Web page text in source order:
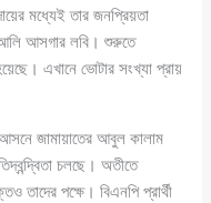
মধ্যেই তার জনপ্রিয়তা
আলি আসগার লবি। শুরুতে
এখানে ভোটার সংখ্যা প্রায়
জামায়াতের আবুল কালাম
চলছে। অতীতে
তাদের পক্ষে। বিএনপি প্রার্থী